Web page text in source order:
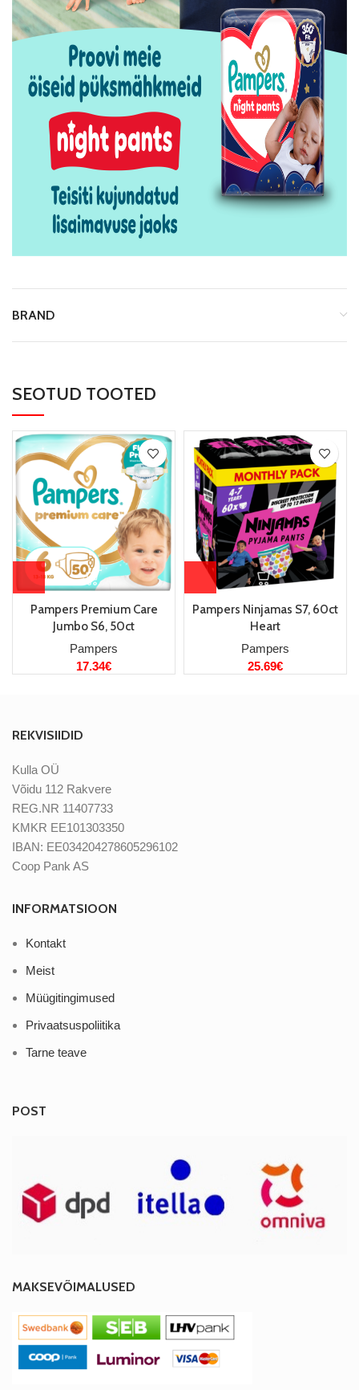
BRAND
SEOTUD TOOTED
Pampers Premium Care
Jumbo S6, 50ct
Pampers
17.34€
Pampers Ninjamas S7, 60ct
Heart
Pampers
25.69€
REKVISIIDID
Kulla OÜ
Võidu 112 Rakvere
REG.NR 11407733
KMKR EE101303350
IBAN: EE034204278605296102
Coop Pank AS
INFORMATSIOON
Kontakt
Meist
Müügitingimused
Privaatsuspoliitika
Tarne teave
POST
MAKSEVÕIMALUSED